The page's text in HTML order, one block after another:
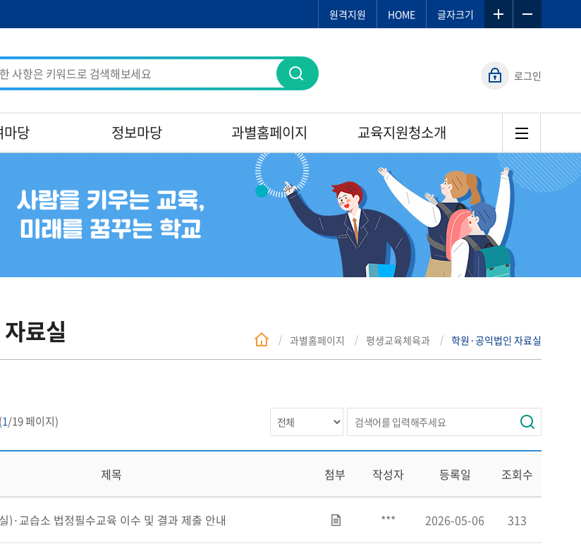
원격지원 HOME 글자크기
로그인
마당 정보마당 과별홈페이지 교육지원청소개
료실 과별홈페이지 평생교육체육과 학원·공익법인 자료실
1/19 페이지)
제목 첨부 작성자 등록일 조회수
)·교습소 법정필수교육 이수 및 결과 제출 안내 *** 2026-05-06 313